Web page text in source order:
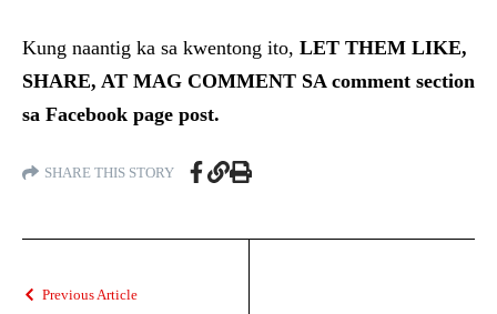
Kung naantig ka sa kwentong ito, LET THEM LIKE,
SHARE, AT MAG COMMENT SA comment section
sa Facebook page post.
SHARE THIS STORY
Previous Article